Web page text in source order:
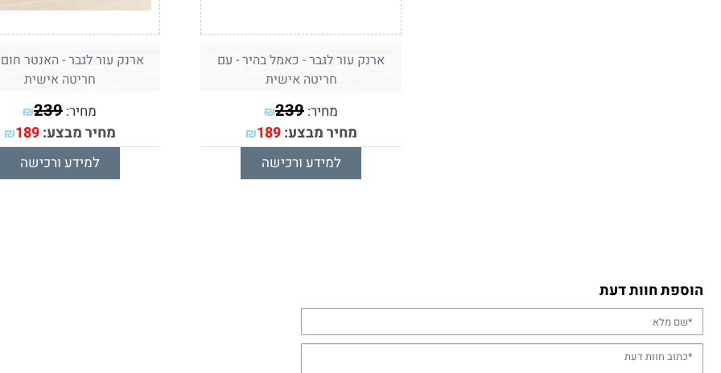
ארנק עור לגבר - כאמל בהיר - עם
חריטה אישית
מחיר: ₪239
מחיר מבצע: ₪189
למידע ורכישה
ארנק עור לגבר - האנטר
חריטה אישית
מחיר: ₪239
מחיר מבצע: ₪189
למידע ורכישה
הוספת חוות דעת